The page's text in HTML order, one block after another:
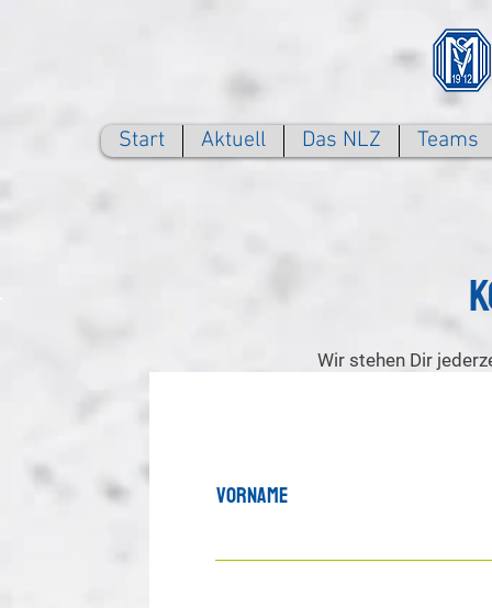
Start Aktuell Das NLZ Teams
Wir stehen Dir
Vorname